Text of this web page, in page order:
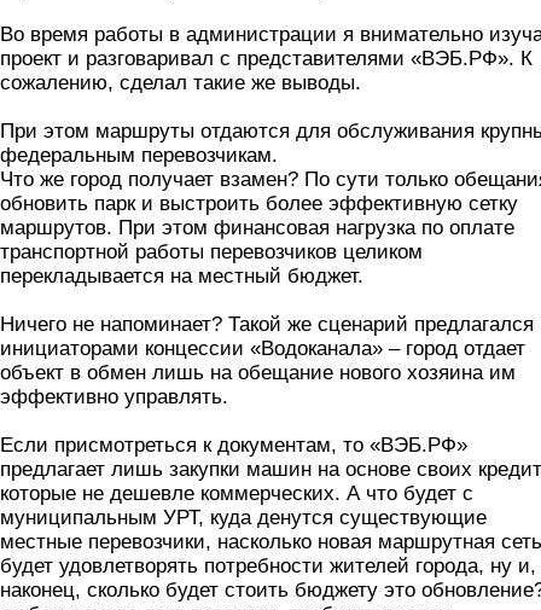
Во время работы в администрации я внимательно
проект и разговаривал с представителями «ВЭБ.РФ». К
сожалению, сделал такие же выводы.
При этом маршруты отдаются для обслуживания
федеральным перевозчикам.
Что же город получает взамен? По сути только
обновить парк и выстроить более эффективную сетку
маршрутов. При этом финансовая нагрузка по оплате
транспортной работы перевозчиков целиком
перекладывается на местный бюджет.
Ничего не напоминает? Такой же сценарий предлагался
инициаторами концессии «Водоканала» – город отдает
объект в обмен лишь на обещание нового хозяина им
эффективно управлять.
Если присмотреться к документам, то «ВЭБ.РФ»
предлагает лишь закупки машин на основе своих
которые не дешевле коммерческих. А что будет с
муниципальным УРТ, куда денутся существующие
местные перевозчики, насколько новая маршрутная сеть
будет удовлетворять потребности жителей города, ну и,
наконец, сколько будет стоить бюджету это